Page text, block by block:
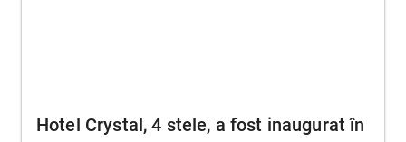
Hotel Crystal, 4 stele, a fost inaugurat în